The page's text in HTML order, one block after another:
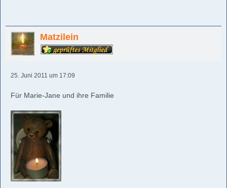
Matzilein
25. Juni 2011 um 17:09
Für Marie-Jane und ihre Familie